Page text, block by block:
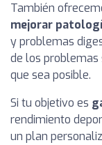
También
mejorar
y problemas
de los problemas
que sea posible.
Si tu objetivo es
rendimiento
un plan